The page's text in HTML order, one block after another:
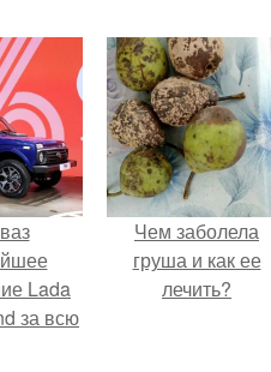
Lada
за всю
Чем заболела
груша и как ее
лечить?